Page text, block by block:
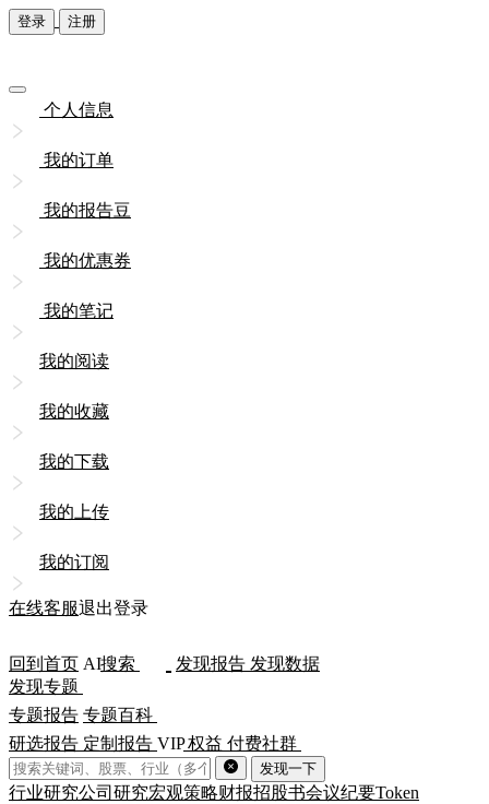
登录 注册
个人信息
我的订单
我的报告豆
我的优惠券
我的笔记
我的阅读
我的收藏
我的下载
我的上传
我的订阅
在线客服退出登录
回到首页 AI搜索 发现报告 发现数据
发现专题
专题报告 专题百科
研选报告 定制报告 VIP权益 付费社群
发现一下
行业研究公司研究宏观策略财报招股书会议纪要Token